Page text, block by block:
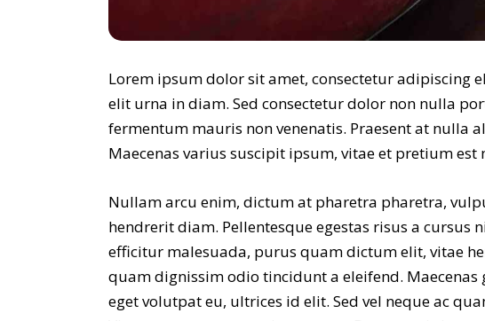
Lorem ipsum dolor sit amet, consectetur adipiscing
elit urna in diam. Sed consectetur dolor non nulla
fermentum mauris non venenatis. Praesent at nulla
Maecenas varius suscipit ipsum, vitae et pretium est
Nullam arcu enim, dictum at pharetra pharetra,
hendrerit diam. Pellentesque egestas risus a
efficitur malesuada, purus quam dictum elit, vitae
quam dignissim odio tincidunt a eleifend.
eget volutpat eu, ultrices id elit. Sed vel neque ac